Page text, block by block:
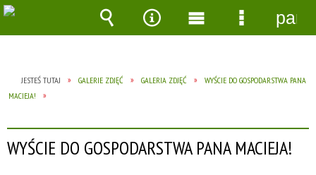
JESTEŚ TUTAJ GALERIE ZDJĘĆ GALERIA ZDJĘĆ
WYŚCIE DO GOSPODARSTWA PANA
MACIEJA!
WYŚCIE DO GOSPODARSTWA PANA MACIEJA!
Wyszukiwarka
Narzędzia
MenuMenu